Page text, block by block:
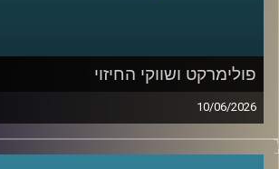
פולימרקט ושווקי החיזוי
10/06/2026
האם ישו יחזור בשנת 2026?
האם תהיה תקיפה באיראן לפני סוף החודש?